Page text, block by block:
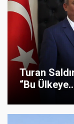
Turan
“Bu